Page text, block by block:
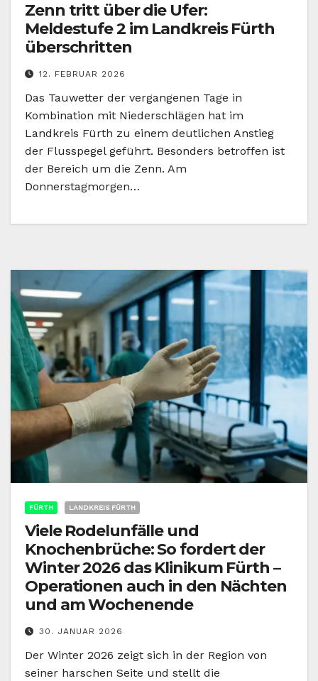
Zenn tritt über die Ufer:
Meldestufe 2 im Landkreis Fürth
überschritten
12. FEBRUAR 2026
Das Tauwetter der vergangenen Tage in
Kombination mit Niederschlägen hat im
Landkreis Fürth zu einem deutlichen Anstieg
der Flusspegel geführt. Besonders betroffen ist
der Bereich um die Zenn. Am
Donnerstagmorgen…
FÜRTH LANDKREIS FÜRTH
Viele Rodelunfälle und
Knochenbrüche: So fordert der
Winter 2026 das Klinikum Fürth –
Operationen auch in den Nächten
und am Wochenende
30. JANUAR 2026
Der Winter 2026 zeigt sich in der Region von
seiner harschen Seite und stellt die